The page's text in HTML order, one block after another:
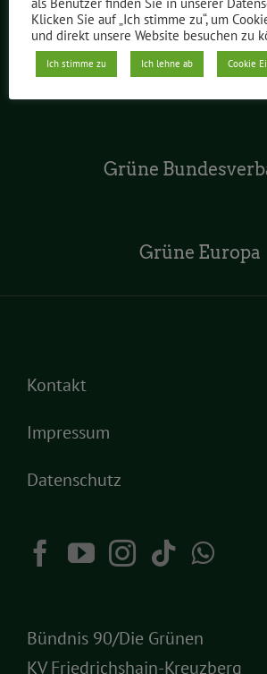
Grüne
Grüne Europa
Kontakt
Impressum
Datenschutz
Bündnis 90/Die Grünen
KV Friedrichshain-Kreuzberg
Klicken Sie auf „Ich stimme zu“, um
und direkt unsere Website besuchen zu
Ich stimme zu Ich lehne ab Cookie